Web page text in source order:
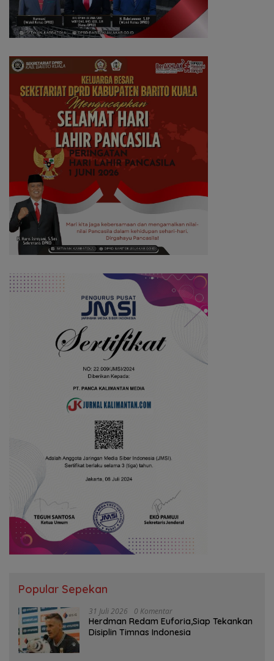
Popular Sepekan
31 Juli 2026 0 Komentar
Herdman Redam Euforia,Siap Tekankan
Disiplin Timnas Indonesia